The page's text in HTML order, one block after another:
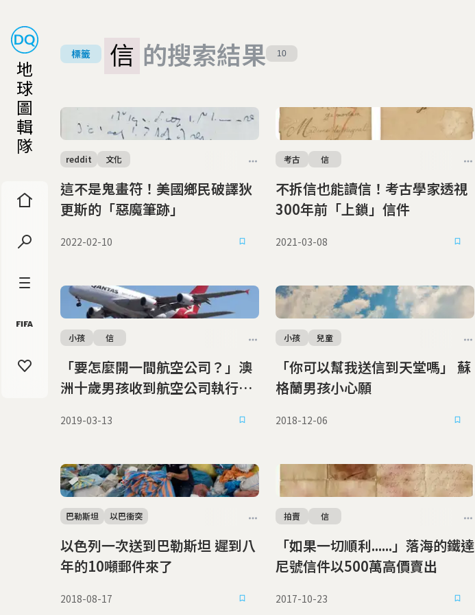
地
球
圖
輯
隊
標籤 信 的搜索結果 10
這不是鬼畫符！美國鄉民破譯狄
更斯的「惡魔筆跡」
reddit 文化
2022-02-10
不拆信也能讀信！考古學家透視
300年前「上鎖」信件
考古 信
2021-03-08
「要怎麼開一間航空公司？」澳
洲十歲男孩收到航空公司執行長
小孩 信
2019-03-13
「你可以幫我送信到天堂嗎」 蘇
格蘭男孩小心願
小孩 兒童
2018-12-06
以色列一次送到巴勒斯坦 遲到八
年的10噸郵件來了
巴勒斯坦 以巴衝突
2018-08-17
「如果一切順利......」落海的鐵達
尼號信件以500萬高價賣出
拍賣 信
2017-10-23